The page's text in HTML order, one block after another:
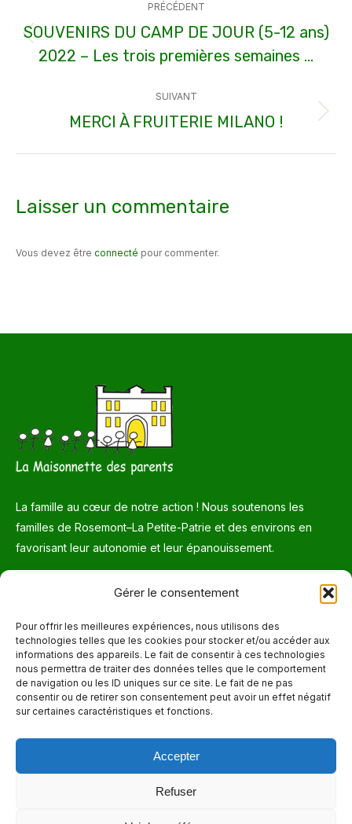
Gérer le consentement
Pour offrir les meilleures expériences, nous utilisons des
technologies telles que les cookies pour stocker et/ou accéder aux
informations des appareils. Le fait de consentir à ces technologies
nous permettra de traiter des données telles que le comportement
de navigation ou les ID uniques sur ce site. Le fait de ne pas
consentir ou de retirer son consentement peut avoir un effet négatif
sur certaines caractéristiques et fonctions.
Accepter
Refuser
article
PRÉCÉDENT
Article
précédent
SOUVENIRS DU CAMP DE JOUR (5-12 ans)
2022 – Les trois premières semaines …
SUIVANT
Article
MERCI À FRUITERIE MILANO !
Laisser un commentaire
Vous devez être connecté pour commenter.
La famille au cœur de notre action ! Nous soutenons les
familles de Rosemont–La Petite-Patrie et des environs en
favorisant leur autonomie et leur épanouissement.
Courriel
info@maisonnettedesparents.org
Trouvez nous sur :
6651, boul. Saint-Laurent, Montréal (Québec) H2S 3C5
Heures d'ouvertures